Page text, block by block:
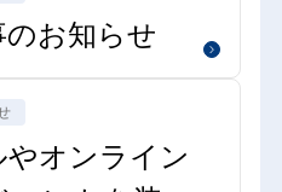
のお知らせ
やオンライン